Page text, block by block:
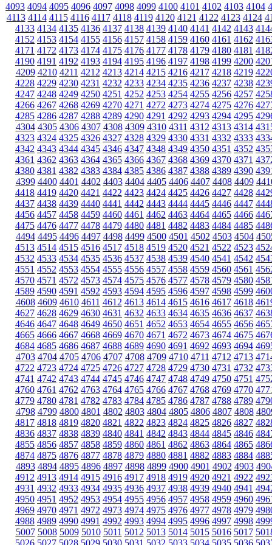
4093 4094 4095 4096 4097 4098 4099 4100 4101 4102 4103 4104
4113 4114 4115 4116 4117 4118 4119 4120 4121 4122 4123 4124
4133 4134 4135 4136 4137 4138 4139 4140 4141 4142 4143
4152 4153 4154 4155 4156 4157 4158 4159 4160 4161 4162
4171 4172 4173 4174 4175 4176 4177 4178 4179 4180 4181
4190 4191 4192 4193 4194 4195 4196 4197 4198 4199 4200
4209 4210 4211 4212 4213 4214 4215 4216 4217 4218 4219
4228 4229 4230 4231 4232 4233 4234 4235 4236 4237 4238
4247 4248 4249 4250 4251 4252 4253 4254 4255 4256 4257
4266 4267 4268 4269 4270 4271 4272 4273 4274 4275 4276
4285 4286 4287 4288 4289 4290 4291 4292 4293 4294 4295
4304 4305 4306 4307 4308 4309 4310 4311 4312 4313 4314
4323 4324 4325 4326 4327 4328 4329 4330 4331 4332 4333
4342 4343 4344 4345 4346 4347 4348 4349 4350 4351 4352
4361 4362 4363 4364 4365 4366 4367 4368 4369 4370 4371
4380 4381 4382 4383 4384 4385 4386 4387 4388 4389 4390
4399 4400 4401 4402 4403 4404 4405 4406 4407 4408 4409
4418 4419 4420 4421 4422 4423 4424 4425 4426 4427 4428
4437 4438 4439 4440 4441 4442 4443 4444 4445 4446 4447
4456 4457 4458 4459 4460 4461 4462 4463 4464 4465 4466
4475 4476 4477 4478 4479 4480 4481 4482 4483 4484 4485
4494 4495 4496 4497 4498 4499 4500 4501 4502 4503 4504
4513 4514 4515 4516 4517 4518 4519 4520 4521 4522 4523
4532 4533 4534 4535 4536 4537 4538 4539 4540 4541 4542
4551 4552 4553 4554 4555 4556 4557 4558 4559 4560 4561
4570 4571 4572 4573 4574 4575 4576 4577 4578 4579 4580
4589 4590 4591 4592 4593 4594 4595 4596 4597 4598 4599
4608 4609 4610 4611 4612 4613 4614 4615 4616 4617 4618
4627 4628 4629 4630 4631 4632 4633 4634 4635 4636 4637
4646 4647 4648 4649 4650 4651 4652 4653 4654 4655 4656
4665 4666 4667 4668 4669 4670 4671 4672 4673 4674 4675
4684 4685 4686 4687 4688 4689 4690 4691 4692 4693 4694
4703 4704 4705 4706 4707 4708 4709 4710 4711 4712 4713
4722 4723 4724 4725 4726 4727 4728 4729 4730 4731 4732
4741 4742 4743 4744 4745 4746 4747 4748 4749 4750 4751
4760 4761 4762 4763 4764 4765 4766 4767 4768 4769 4770
4779 4780 4781 4782 4783 4784 4785 4786 4787 4788 4789
4798 4799 4800 4801 4802 4803 4804 4805 4806 4807 4808
4817 4818 4819 4820 4821 4822 4823 4824 4825 4826 4827
4836 4837 4838 4839 4840 4841 4842 4843 4844 4845 4846
4855 4856 4857 4858 4859 4860 4861 4862 4863 4864 4865
4874 4875 4876 4877 4878 4879 4880 4881 4882 4883 4884
4893 4894 4895 4896 4897 4898 4899 4900 4901 4902 4903
4912 4913 4914 4915 4916 4917 4918 4919 4920 4921 4922
4931 4932 4933 4934 4935 4936 4937 4938 4939 4940 4941
4950 4951 4952 4953 4954 4955 4956 4957 4958 4959 4960
4969 4970 4971 4972 4973 4974 4975 4976 4977 4978 4979
4988 4989 4990 4991 4992 4993 4994 4995 4996 4997 4998
5007 5008 5009 5010 5011 5012 5013 5014 5015 5016 5017
5026 5027 5028 5029 5030 5031 5032 5033 5034 5035 5036